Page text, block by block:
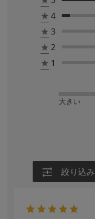
★ 4
★ 3
★ 2
★ 1
大きい
絞り込み